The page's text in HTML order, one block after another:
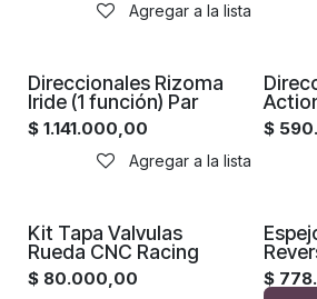
Agregar a la lista de
Direccionales Rizoma
Iride (1 función) Par
$ 1.141.000,00
Agregar a la lista de
$
Kit Tapa Valvulas
Rueda CNC Racing
$ 80.000,00 $